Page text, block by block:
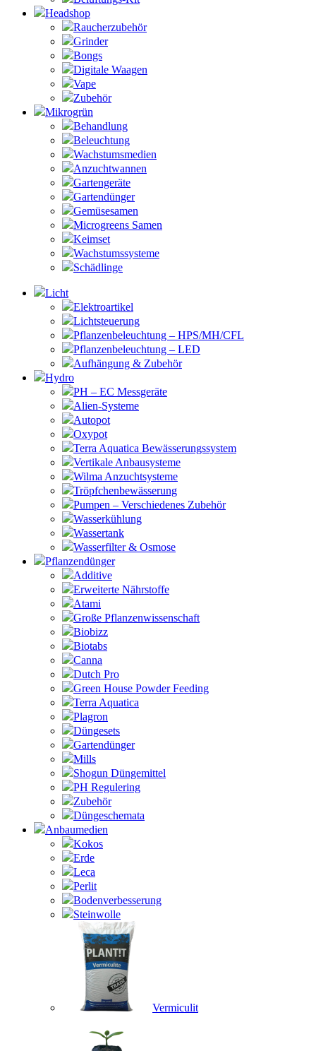
Headshop
Raucherzubehör
Grinder
Bongs
Digitale Waagen
Vape
Zubehör
Mikrogrün
Behandlung
Beleuchtung
Wachstumsmedien
Anzuchtwannen
Gartengeräte
Gartendünger
Gemüsesamen
Microgreens Samen
Keimset
Wachstumssysteme
Schädlinge
Licht
Elektroartikel
Lichtsteuerung
Pflanzenbeleuchtung – HPS/MH/CFL
Pflanzenbeleuchtung – LED
Aufhängung & Zubehör
Hydro
PH – EC Messgeräte
Alien-Systeme
Autopot
Oxypot
Terra Aquatica Bewässerungssystem
Vertikale Anbausysteme
Wilma Anzuchtsysteme
Tröpfchenbewässerung
Pumpen – Verschiedenes Zubehör
Wasserkühlung
Wassertank
Wasserfilter & Osmose
Pflanzendünger
Additive
Erweiterte Nährstoffe
Atami
Große Pflanzenwissenschaft
Biobizz
Biotabs
Canna
Dutch Pro
Green House Powder Feeding
Terra Aquatica
Plagron
Düngesets
Gartendünger
Mills
Shogun Düngemittel
PH Regulering
Zubehör
Düngeschemata
Anbaumedien
Kokos
Erde
Leca
Perlit
Bodenverbesserung
Steinwolle
Vermiculit